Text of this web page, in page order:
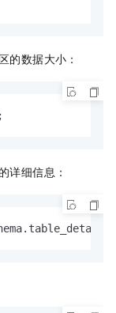
的数据大小：
详细信息：